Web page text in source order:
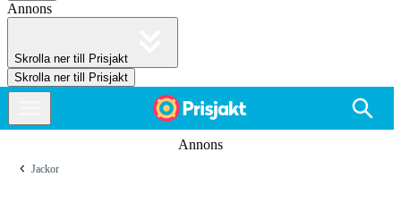
Annons
Skrolla ner till Prisjakt
Skrolla ner till Prisjakt
Annons
Jackor